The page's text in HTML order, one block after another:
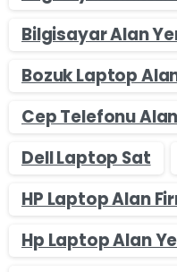
Bilgisayar Alan
Bozuk Laptop
Cep Telefonu
Dell Laptop Sat
HP Laptop Alan
Hp Laptop Alan